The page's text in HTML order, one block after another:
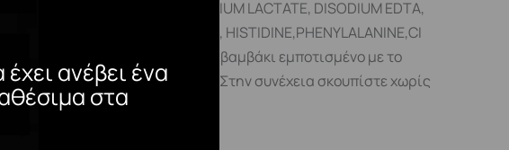
ανέβει ένα
στα
DISUCCINOYL CYSTINE, SODIUM LACTATE, DISODIUM EDTA,
THREONINE, HISTIDINE,PHENYLALANINE,CI
φάσεις. Βάλτε ένα κομμάτι βαμβάκι εμποτισμένο με το
για 10 -15 δευτερόλεπτα. Στην συνέχεια σκουπίστε χωρίς